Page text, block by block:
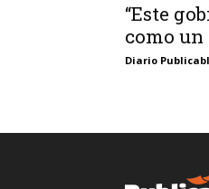
“Este
como un
Diario